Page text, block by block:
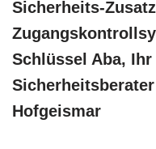
Sicherheits-
Schlüssel Aba,
Hofgeismar